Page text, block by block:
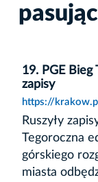
19. PGE
zapisy
https://
Ruszyły
Tegoroczna
górskiego
miasta